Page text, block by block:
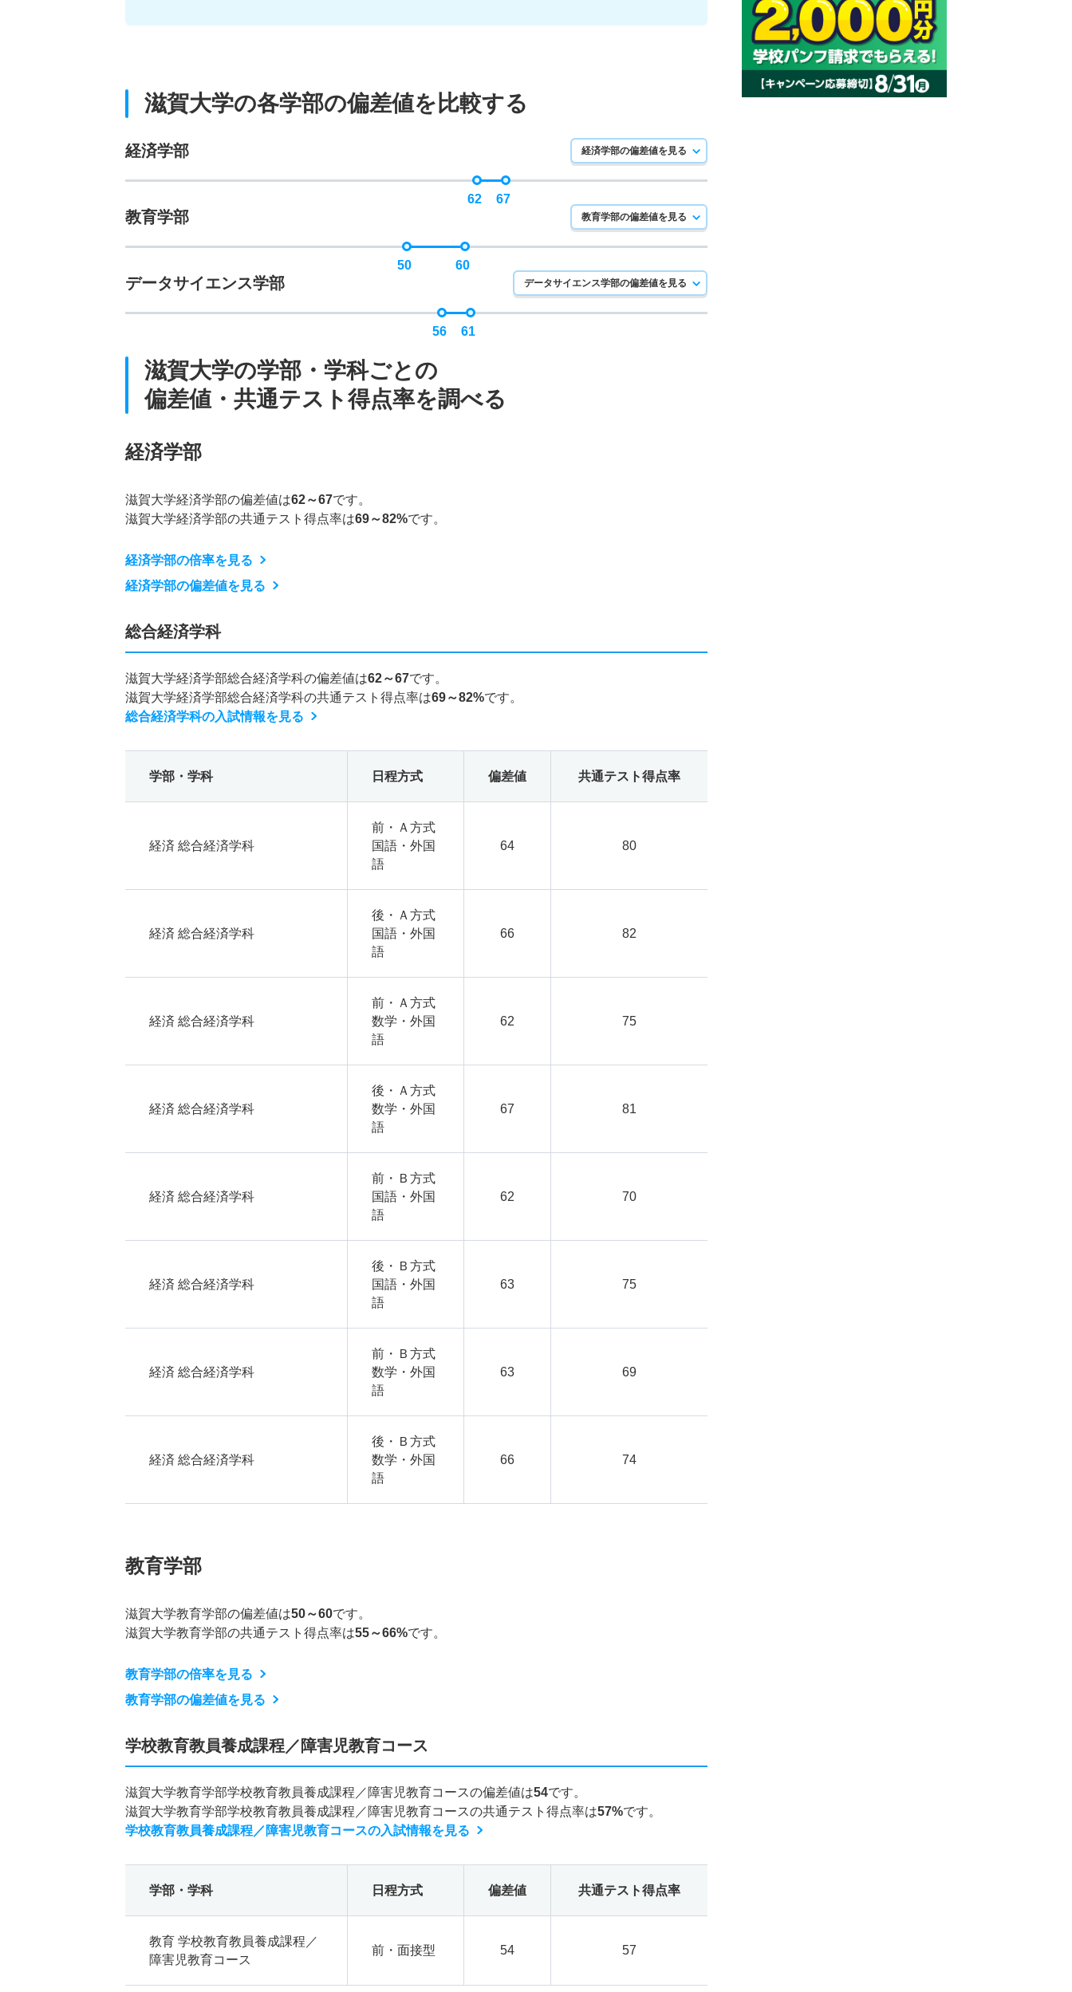
滋賀大学の各学部の偏差値を比較する
経済学部
62 67
経済学部の偏差値を見る
教育学部
50 60
教育学部の偏差値を見る
データサイエンス学部
56 61
データサイエンス学部の偏差値を見る
滋賀大学の学部・学科ごとの
偏差値・共通テスト得点率を調べる
経済学部
滋賀大学経済学部の偏差値は62～67です。
滋賀大学経済学部の共通テスト得点率は69～82%です。
経済学部の倍率を見る
経済学部の偏差値を見る
総合経済学科
滋賀大学経済学部総合経済学科の偏差値は62～67です。
滋賀大学経済学部総合経済学科の共通テスト得点率は69～82%です。
総合経済学科の入試情報を見る
学部・学科 日程方式 偏差値 共通テスト得点率
経済 総合経済学科
前・Ａ方式
国語・外国
語
64 80
経済 総合経済学科
後・Ａ方式
国語・外国
語
66 82
経済 総合経済学科
前・Ａ方式
数学・外国
語
62 75
経済 総合経済学科
後・Ａ方式
数学・外国
語
67 81
経済 総合経済学科
前・Ｂ方式
国語・外国
語
62 70
経済 総合経済学科
後・Ｂ方式
国語・外国
語
63 75
経済 総合経済学科
前・Ｂ方式
数学・外国
語
63 69
経済 総合経済学科
後・Ｂ方式
数学・外国
語
66 74
教育学部
滋賀大学教育学部の偏差値は50～60です。
滋賀大学教育学部の共通テスト得点率は55～66%です。
教育学部の倍率を見る
教育学部の偏差値を見る
学校教育教員養成課程／障害児教育コース
滋賀大学教育学部学校教育教員養成課程／障害児教育コースの偏差値は54です。
滋賀大学教育学部学校教育教員養成課程／障害児教育コースの共通テスト得点率は57%です。
学校教育教員養成課程／障害児教育コースの入試情報を見る
学部・学科 日程方式 偏差値 共通テスト得点率
教育 学校教育教員養成課程／
障害児教育コース
前・面接型 54 57